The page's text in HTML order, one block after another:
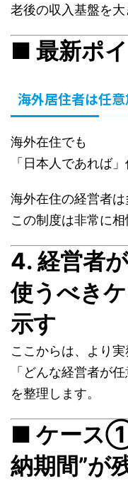
老後の収入基盤を大
■ 最新ポ
海外居住者は任
海外在住でも
「日本人であれば
海外在住の経営者は
この制度は非常に相
4. 経営者
使うべき
示す
ここからは、より実
「どんな経営者が
を整理します。
■ ケース①
納期間”が